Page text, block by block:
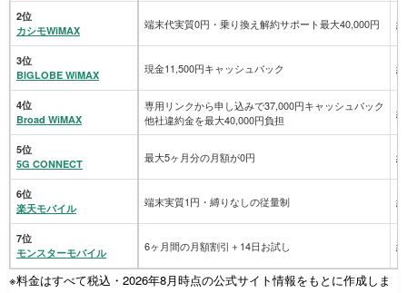
2位
カシモWiMAX
端末代実質0円・乗り換え解約サポート最大40,000円
3位
BIGLOBE WiMAX
現金11,500円キャッシュバック
4位
Broad WiMAX
専用リンクから申し込みで37,000円キャッシュバック
他社違約金を最大40,000円負担
5位
5G CONNECT
最大5ヶ月分の月額が0円
6位
楽天モバイル
端末実質1円・縛りなしの従量制
7位
モンスターモバイル
6ヶ月間の月額割引＋14日お試し
※料金はすべて税込・2026年8月時点の公式サイト情報をもとに作成しま